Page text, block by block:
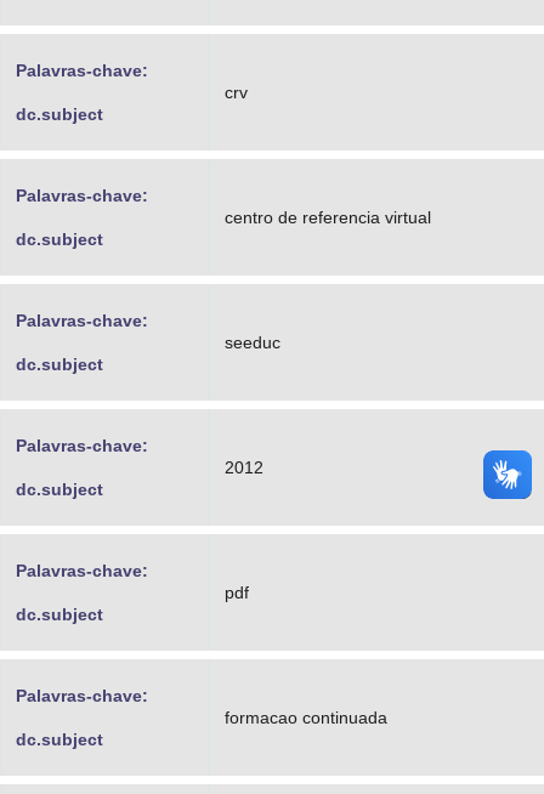
Palavras-chave:
dc.subject
crv
Palavras-chave:
dc.subject
centro de referencia virtual
Palavras-chave:
dc.subject
seeduc
Palavras-chave:
dc.subject
2012
Palavras-chave:
dc.subject
pdf
Palavras-chave:
dc.subject
formacao continuada